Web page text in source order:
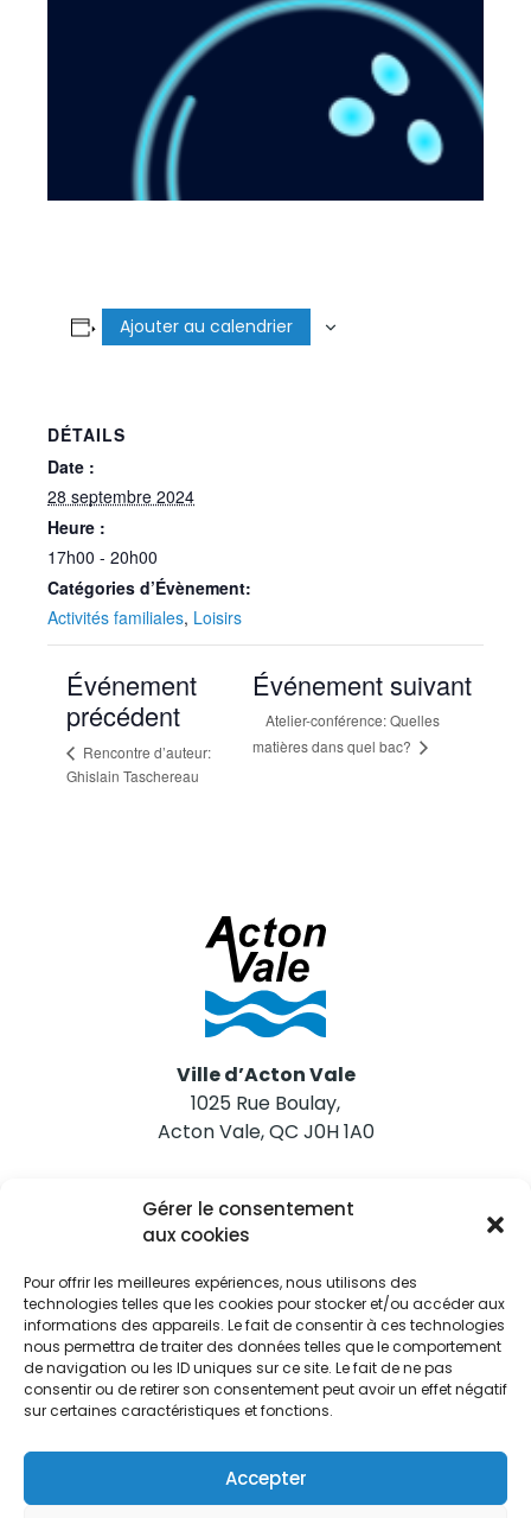
Gérer le consentement
aux cookies
Pour offrir les meilleures expériences, nous utilisons des
technologies telles que les cookies pour stocker et/ou accéder aux
informations des appareils. Le fait de consentir à ces technologies
nous permettra de traiter des données telles que le comportement
de navigation ou les ID uniques sur ce site. Le fait de ne pas
consentir ou de retirer son consentement peut avoir un effet négatif
sur certaines caractéristiques et fonctions.
Accepter
Ajouter au calendrier
DÉTAILS
Date :
28 septembre 2024
Heure :
17h00 - 20h00
Catégories d’Évènement:
Activités familiales, Loisirs
Événement
précédent
Rencontre d’auteur:
Ghislain Taschereau
Événement suivant
Atelier-conférence: Quelles
matières dans quel bac?
Ville d’Acton Vale
1025 Rue Boulay,
Acton Vale, QC J0H 1A0
Nous joindre
Tél. 450 546-2703
Restez informés
Abonnez-vous aux alertes municipales
Je m'abonne